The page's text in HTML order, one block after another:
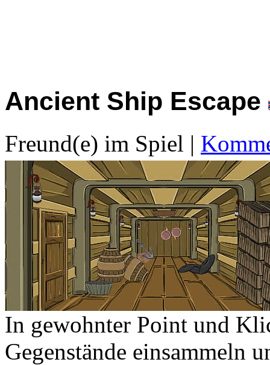
Ancient Ship Escape
Freund(e) im Spiel |
In gewohnter Point und
Gegenstände einsammeln